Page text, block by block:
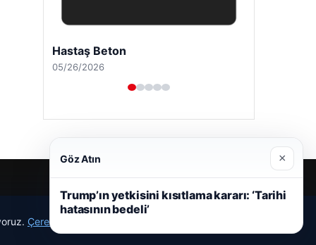
Hastaş Beton
05/26/2026
Çerez Politikamız
Göz Atın ×
Trump’ın yetkisini kısıtlama kararı: ‘Tarihi
hatasının bedeli’